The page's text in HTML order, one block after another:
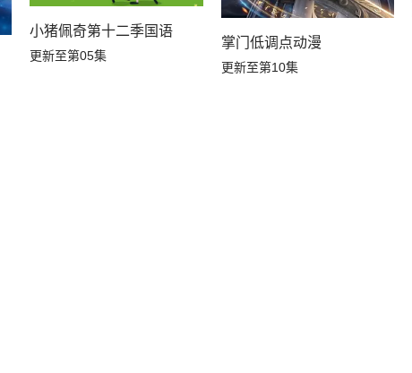
小猪佩奇第十二季国语
更新至第05集
掌门低调点动漫
更新至第10集